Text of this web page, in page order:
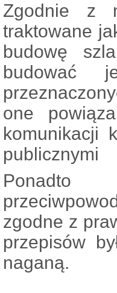
Zgodnie z
traktowane
budowę
budować
one
komunikacji
publicznymi
Ponadto
zgodne z
przepisów
naganą.